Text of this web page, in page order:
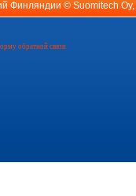
Финляндии © Suomitech Oy
обратной связи